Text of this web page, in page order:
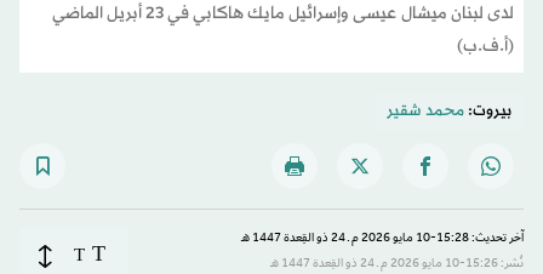
لدى لبنان ميشال عيسى وإسرائيل مايك هاكابي في 23 أبريل الماضي
(أ.ف.ب)
بيروت:محمد شقير
آخر تحديث: 15:28-10 مايو 2026 م ـ 24 ذو القِعدة 1447 هـ
نُشر: 15:26-10 مايو 2026 م ـ 24 ذو القِعدة 1447 هـ
T
T